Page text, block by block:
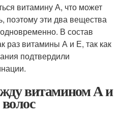
витамину А, что может
поэтому эти два вещества
В состав
раз витамины А и Е, так как
подтвердили
витамином А и